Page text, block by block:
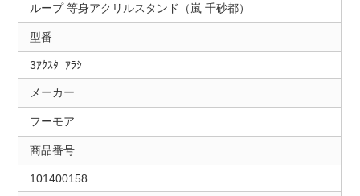
ループ 等身アクリルスタンド（嵐 千砂都）
型番
3ｱｸｽﾀ_ｱﾗｼ
メーカー
フーモア
商品番号
101400158